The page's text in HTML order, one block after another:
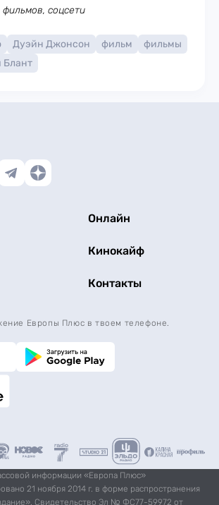
соцсети
Дуэйн Джонсон фильм
фильмы
Блант
Онлайн
Кинокайф
Контакты
Европы Плюс в твоем телефоне.
информации «Европа Плюс»
21 ноября 2014 г. в форме распространения
Свидетельство Эл № ФС77-59972 от